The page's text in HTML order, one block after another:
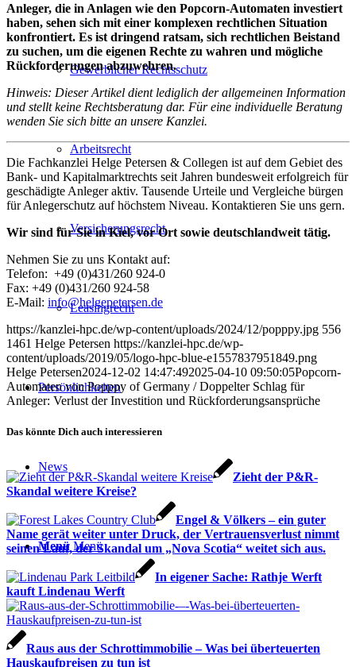
Gewerblicher Rechtsschutz
Arbeitsrecht
Versicherungsrecht
Leasingrecht
Persönlichkeiten
News
Menü Menü
Anleger, die in Anlagen wie den Popcorn-Automaten investiert
haben, sehen sich mit einer komplexen rechtlichen Situation
konfrontiert. Es ist dringend ratsam, sich rechtlichen Beistand
zu suchen, um die eigenen Rechte zu wahren und mögliche
Rückforderungen abzuwehren.
Hinweis: Dieser Artikel dient lediglich der allgemeinen Information
und stellt keine Rechtsberatung dar. Für eine individuelle Beratung
wenden Sie sich bitte an unsere Kanzlei.
Die Fachkanzlei Helge Petersen & Collegen ist auf dem Gebiet des
Bank- und Kapitalmarktrechts seit Jahren bundesweit erfolgreich für
geschädigte Anleger aktiv. Tausende Urteile und Vergleiche bürgen
für Anlegerschutz auf höchstem Niveau. Kontaktieren Sie uns gern.
Wir sind für Sie in Kiel, vor Ort sowie deutschlandweit tätig.
Nehmen Sie zu uns Kontakt auf:
Telefon: +49 (0)431/260 924-0
Fax: +49 (0)431/260 924-58
E-Mail: info@helgepetersen.de
https://kanzlei-hpc.de/wp-content/uploads/2024/12/popppy.jpg 556
1461 Helge Petersen https://kanzlei-hpc.de/wp-
content/uploads/2019/05/logo-hpc-blue-e1557837951849.png
Helge Petersen2024-12-02 14:47:492025-04-10 09:50:05Popcorn-
Automaten von Popppy of Germany / Doppelter Schlag für
Anleger: Verlust der Investition und Rückforderungsansprüche
Das könnte Dich auch interessieren
Zieht der P&R-
Skandal weitere Kreise?
Engel & Völkers – ein guter
Name gerät weiter unter Druck, der Vertrauensverlust nimmt
seinen Lauf, der Skandal um „Nova Scotia“ weitet sich aus.
In eigener Sache: Rathje Werft
kauft Lindenau Werft
Raus aus der Schrottimmobilie – Was bei überteuerten
Hauskaufpreisen zu tun ist